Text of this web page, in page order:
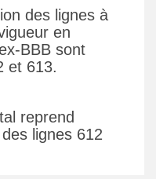
des lignes à
en
BBB sont
et 613.
reprend
lignes 612